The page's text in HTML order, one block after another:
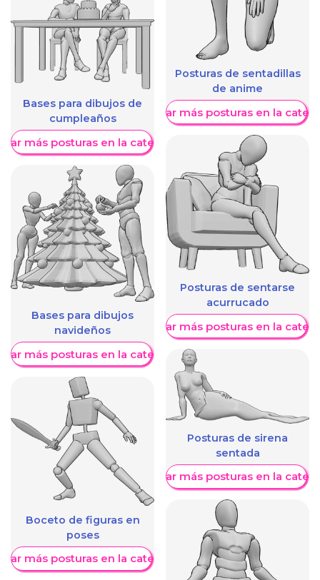
Bases para dibujos de
cumpleaños
más posturas en la categoría
Bases para dibujos
navideños
más posturas en la categoría
Boceto de figuras en
poses
más posturas en la categoría
Posturas de sentadillas
de anime
Mostrar más posturas en la
Posturas de sentarse
acurrucado
Mostrar más posturas en la
Posturas de sirena
sentada
Mostrar más posturas en la